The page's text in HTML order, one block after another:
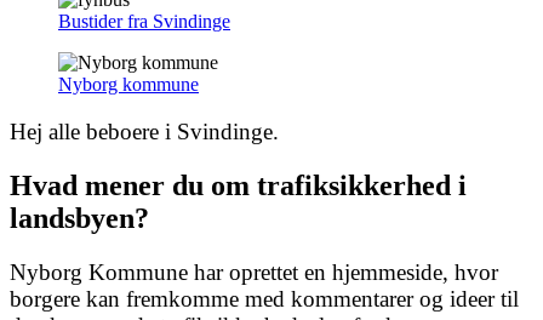
Bustider fra Svindinge
Nyborg kommune
Hej alle beboere i Svindinge.
Hvad mener du om trafiksikkerhed i
landsbyen?
Nyborg Kommune har oprettet en hjemmeside, hvor
borgere kan fremkomme med kommentarer og ideer til